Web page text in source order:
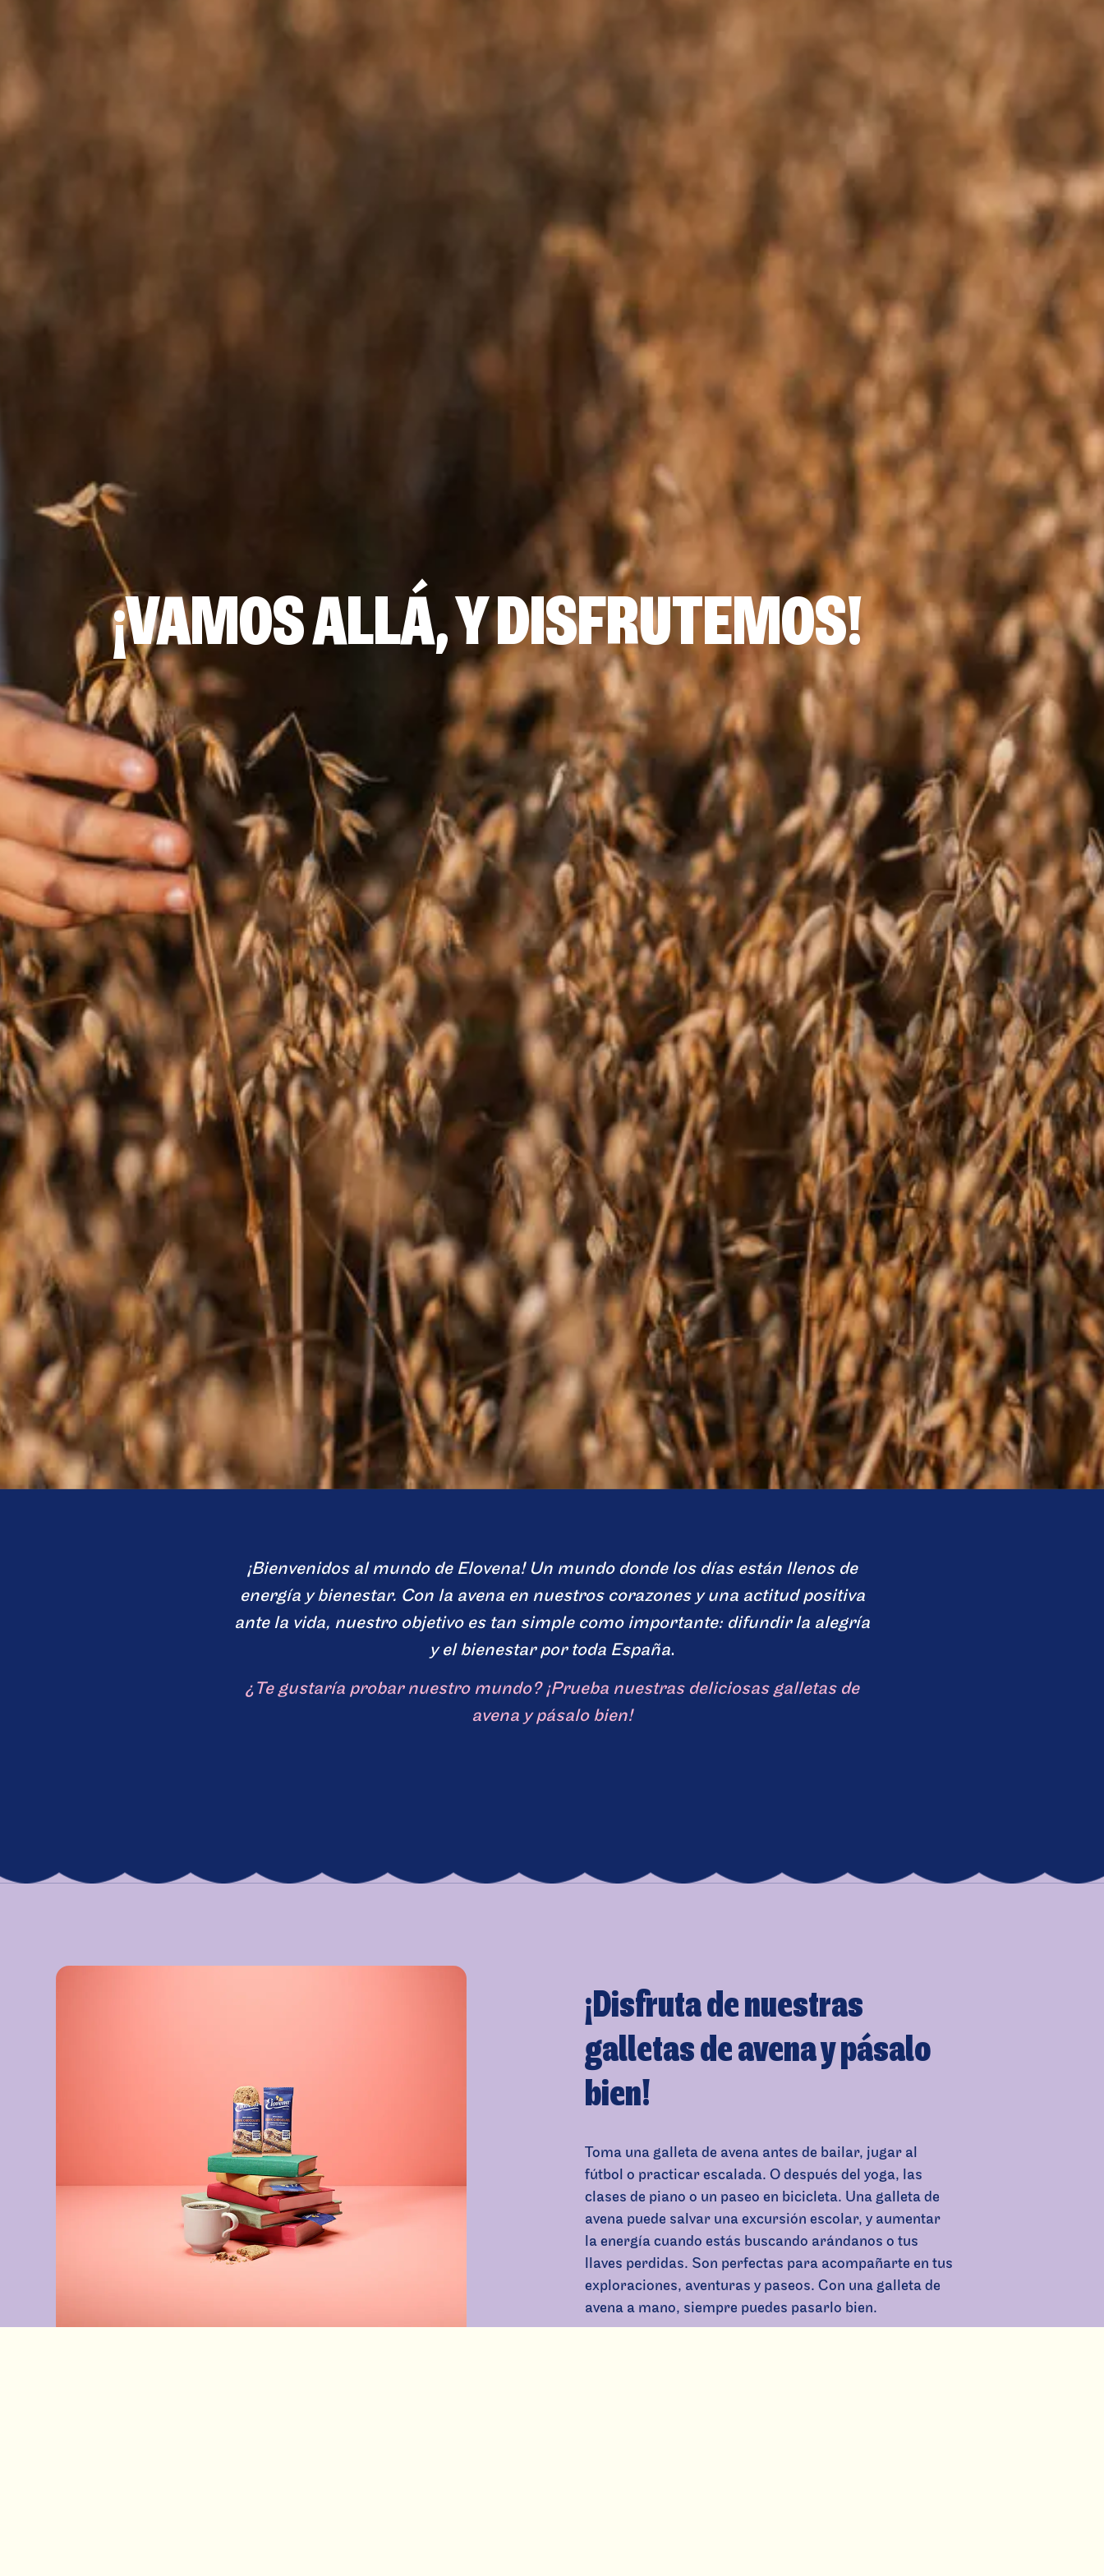
¡VAMOS ALLÁ, Y DISFRUTEMOS!
¡Bienvenidos al mundo de Elovena! Un mundo donde los días están llenos de
energía y bienestar. Con la avena en nuestros corazones y una actitud positiva
ante la vida, nuestro objetivo es tan simple como importante: difundir la alegría
y el bienestar por toda España.
¿Te gustaría probar nuestro mundo? ¡Prueba nuestras deliciosas galletas de
avena y pásalo bien!
¡Disfruta de nuestras
galletas de avena y pásalo
bien!
Toma una galleta de avena antes de bailar, jugar al
fútbol o practicar escalada. O después del yoga, las
clases de piano o un paseo en bicicleta. Una galleta de
avena puede salvar una excursión escolar, y aumentar
la energía cuando estás buscando arándanos o tus
llaves perdidas. Son perfectas para acompañarte en tus
exploraciones, aventuras y paseos. Con una galleta de
avena a mano, siempre puedes pasarlo bien.